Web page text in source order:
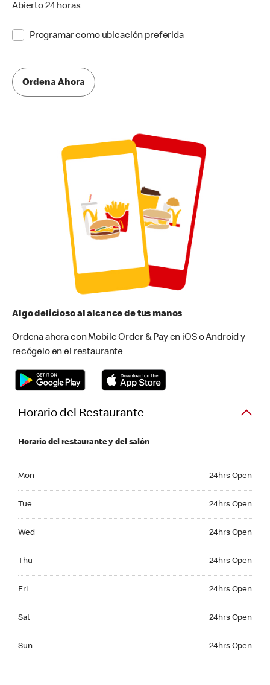
Abierto 24 horas
Programar como ubicación preferida
Ordena Ahora
Algo delicioso al alcance de tus manos
Ordena ahora con Mobile Order & Pay en iOS o Android y
recógelo en el restaurante
Horario del Restaurante
Horario del restaurante y del salón
Mon 24hrs Open
Tue 24hrs Open
Wed 24hrs Open
Thu 24hrs Open
Fri 24hrs Open
Sat 24hrs Open
Sun 24hrs Open